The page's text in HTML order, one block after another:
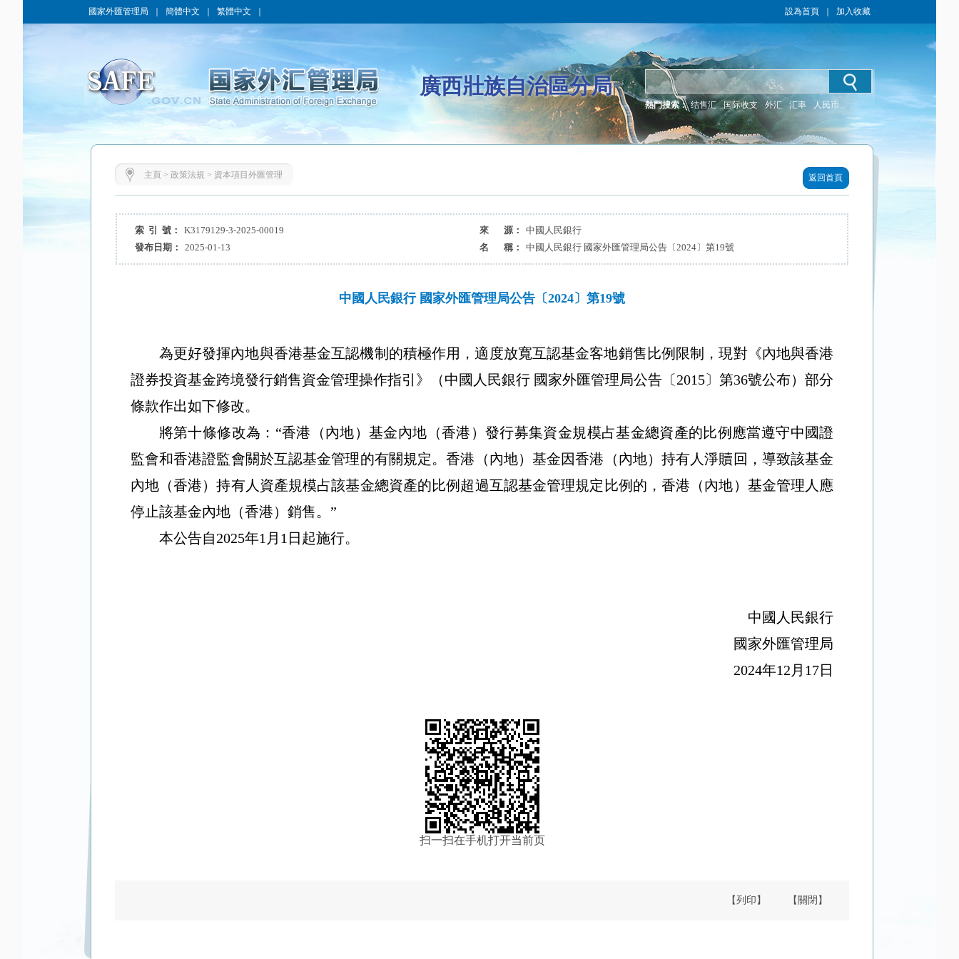
國家外匯管理局 簡體中文 繁體中文 設為首頁 加入收藏
廣西壯族自治區分局
熱門搜索： 结售汇 国际收支 外汇 汇率 人民币
主頁 > 政策法規 > 資本項目外匯管理 返回首頁
索 引 號： K3179129-3-2025-00019 來 源：
中國人民銀行
發布日期：
2025-01-13 名 稱： 中國人民銀行 國家外匯管理局公告〔2024〕第19號
中國人民銀行 國家外匯管理局公告〔2024〕第19號
為更好發揮內地與香港基金互認機制的積極作用，適度放寬互認基金客地銷售比例限制，現對《內地與香港
證券投資基金跨境發行銷售資金管理操作指引》（中國人民銀行 國家外匯管理局公告〔2015〕第36號公布）部分
條款作出如下修改。
將第十條修改為：“香港（內地）基金內地（香港）發行募集資金規模占基金總資產的比例應當遵守中國證
監會和香港證監會關於互認基金管理的有關規定。香港（內地）基金因香港（內地）持有人淨贖回，導致該基金
內地（香港）持有人資產規模占該基金總資產的比例超過互認基金管理規定比例的，香港（內地）基金管理人應
停止該基金內地（香港）銷售。”
本公告自2025年1月1日起施行。
中國人民銀行
國家外匯管理局
2024年12月17日
扫一扫在手机打开当前页
【列印】 【關閉】